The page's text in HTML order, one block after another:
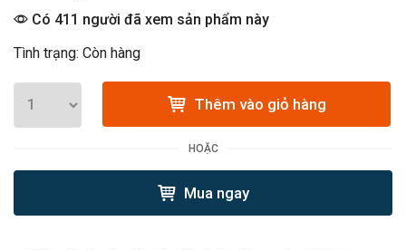
Có 411 người đã xem sản phẩm này
Tình trạng: Còn hàng
Thêm vào giỏ hàng
HOẶC
Mua ngay